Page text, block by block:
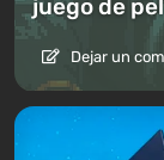
juego de
Dejar un